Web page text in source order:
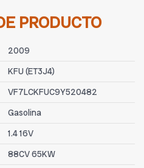
PRODUCTO
2009
KFU (ET3J4)
VF7LCKFUC9Y520482
Gasolina
1.4 16V
88CV 65KW